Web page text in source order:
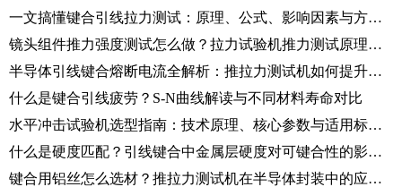
一文搞懂键合引线拉力测试：原理、公式、影响因素与方法全解析
镜头组件推力强度测试怎么做？拉力试验机推力测试原理、标准与操作流程
半导体引线键合熔断电流全解析：推拉力测试机如何提升器件可靠性？
什么是键合引线疲劳？S-N曲线解读与不同材料寿命对比
水平冲击试验机选型指南：技术原理、核心参数与适用标准全解析
什么是硬度匹配？引线键合中金属层硬度对可键合性的影响解析
键合用铝丝怎么选材？推拉力测试机在半导体封装中的应用解析